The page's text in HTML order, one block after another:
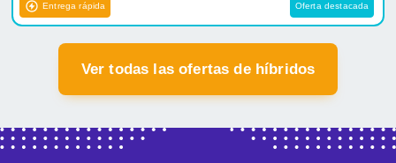
Entrega rápida Oferta destacada
Ver todas las ofertas de híbridos